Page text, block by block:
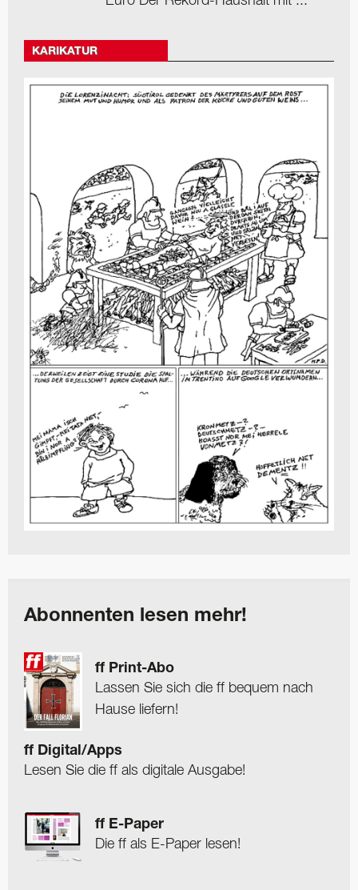
KARIKATUR
Abonnenten lesen mehr!
ff Print-Abo
Lassen Sie sich die ff bequem nach
Hause liefern!
ff Digital/Apps
Lesen Sie die ff als digitale Ausgabe!
ff E-Paper
Die ff als E-Paper lesen!